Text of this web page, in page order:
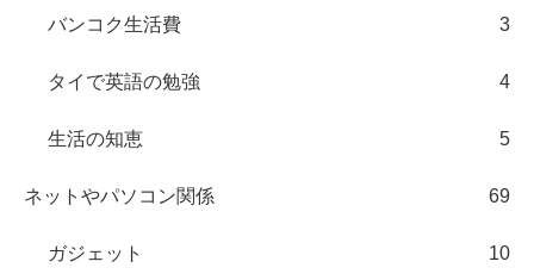
バンコク生活費 3
タイで英語の勉強 4
生活の知恵 5
ネットやパソコン関係 69
ガジェット 10